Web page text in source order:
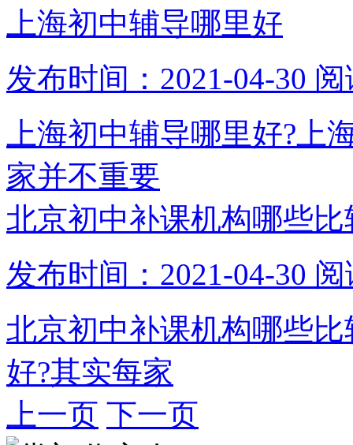
上海初中辅导哪里好
发布时间：2021-04-30 阅
上海初中辅导哪里好?上
家并不重要
北京初中补课机构哪些比
发布时间：2021-04-30 阅
北京初中补课机构哪些
好?其实每家
上一页 下一页